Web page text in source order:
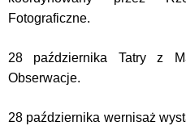
Fotograficzne.
28 października Tatry z
Obserwacje.
28 października wernisaż